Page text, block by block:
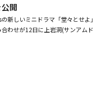
開
の新しいミニドラマ「堂々とせ
わせが12日に上岩洞(サンアム
、作品に対する覚悟を決めた。
マで三角関係になる2人のヒロイ